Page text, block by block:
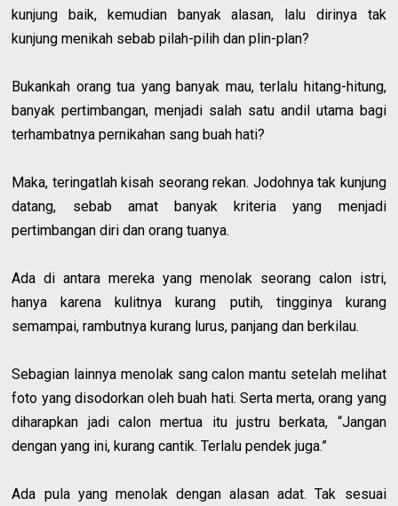
kunjung baik, kemudian banyak alasan, lalu dirinya tak
kunjung menikah sebab pilah-pilih dan plin-plan?
Bukankah orang tua yang banyak mau, terlalu hitang-hitung,
banyak pertimbangan, menjadi salah satu andil utama bagi
terhambatnya pernikahan sang buah hati?
Maka, teringatlah kisah seorang rekan. Jodohnya tak kunjung
datang, sebab amat banyak kriteria yang menjadi
pertimbangan diri dan orang tuanya.
Ada di antara mereka yang menolak seorang calon istri,
hanya karena kulitnya kurang putih, tingginya kurang
semampai, rambutnya kurang lurus, panjang dan berkilau.
Sebagian lainnya menolak sang calon mantu setelah melihat
foto yang disodorkan oleh buah hati. Serta merta, orang yang
diharapkan jadi calon mertua itu justru berkata, “Jangan
dengan yang ini, kurang cantik. Terlalu pendek juga.”
Ada pula yang menolak dengan alasan adat. Tak sesuai